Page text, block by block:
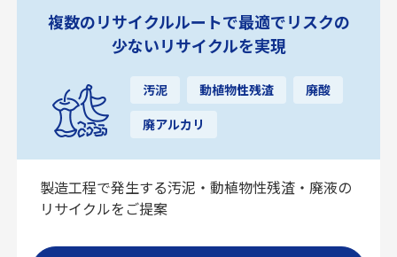
複数のリサイクルルートで最適でリスクの
少ないリサイクルを実現
汚泥 動植物性残渣 廃酸
廃アルカリ
製造工程で発生する汚泥・動植物性残渣・廃液の
リサイクルをご提案